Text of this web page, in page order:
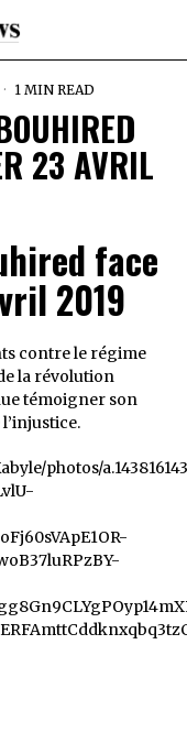
1 MIN READ
23 AVRIL
face
2019
contre le régime
la révolution
témoigner son
photos/